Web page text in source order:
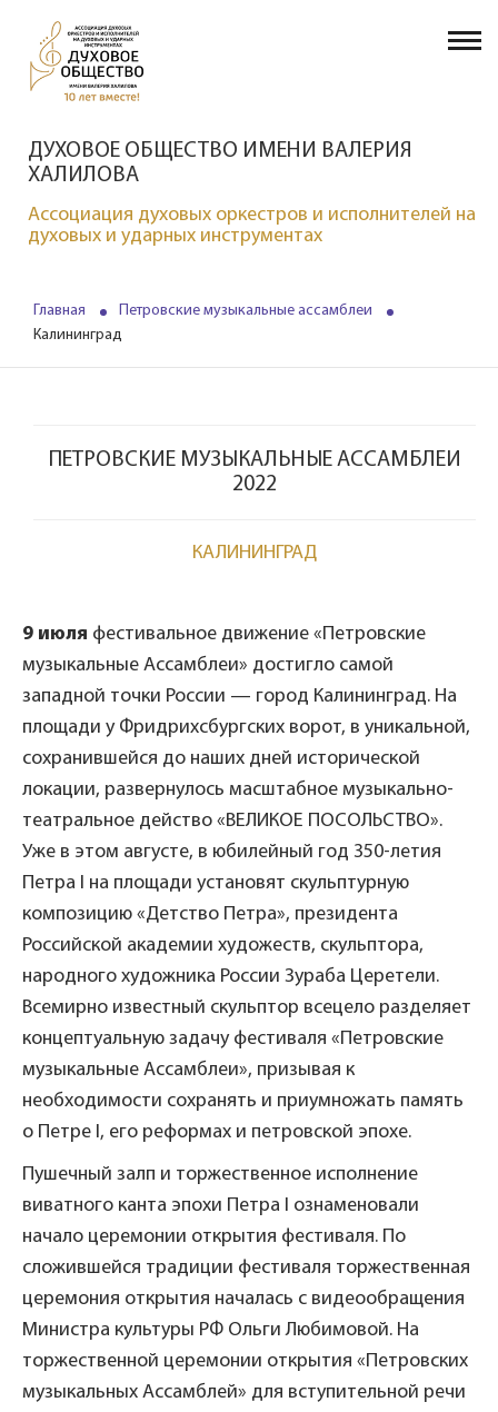
ДУХОВОЕ ОБЩЕСТВО ИМЕНИ ВАЛЕРИЯ
ХАЛИЛОВА
Ассоциация духовых оркестров и исполнителей на
духовых и ударных инструментах
Главная
Петровские музыкальные ассамблеи
Калининград
ПЕТРОВСКИЕ МУЗЫКАЛЬНЫЕ АССАМБЛЕИ
2022
КАЛИНИНГРАД
9 июля фестивальное движение «Петровские
музыкальные Ассамблеи» достигло самой
западной точки России — город Калининград. На
площади у Фридрихсбургских ворот, в уникальной,
сохранившейся до наших дней исторической
локации, развернулось масштабное музыкально-
театральное действо «ВЕЛИКОЕ ПОСОЛЬСТВО».
Уже в этом августе, в юбилейный год 350-летия
Петра I на площади установят скульптурную
композицию «Детство Петра», президента
Российской академии художеств, скульптора,
народного художника России Зураба Церетели.
Всемирно известный скульптор всецело разделяет
концептуальную задачу фестиваля «Петровские
музыкальные Ассамблеи», призывая к
необходимости сохранять и приумножать память
о Петре I, его реформах и петровской эпохе.
Пушечный залп и торжественное исполнение
виватного канта эпохи Петра I ознаменовали
начало церемонии открытия фестиваля. По
сложившейся традиции фестиваля торжественная
церемония открытия началась с видеообращения
Министра культуры РФ Ольги Любимовой. На
торжественной церемонии открытия «Петровских
музыкальных Ассамблей» для вступительной речи